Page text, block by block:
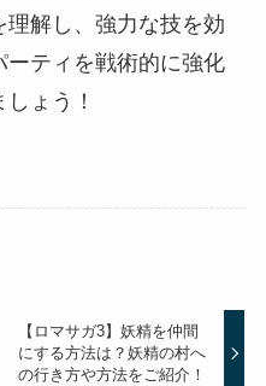
解し、強力な技を効
ティを戦術的に強化
ょう！
【ロマサガ3】妖精を仲間
にする方法は？妖精の村へ
の行き方や方法をご紹介！